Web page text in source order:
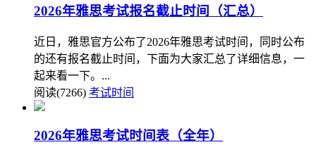
2026年雅思考试报名截止时间（汇总）
近日，雅思官方公布了2026年雅思考试时间，同时公布
的还有报名截止时间，下面为大家汇总了详细信息，一
起来看一下。...
阅读(7266) 考试时间
2026年雅思考试时间表（全年）